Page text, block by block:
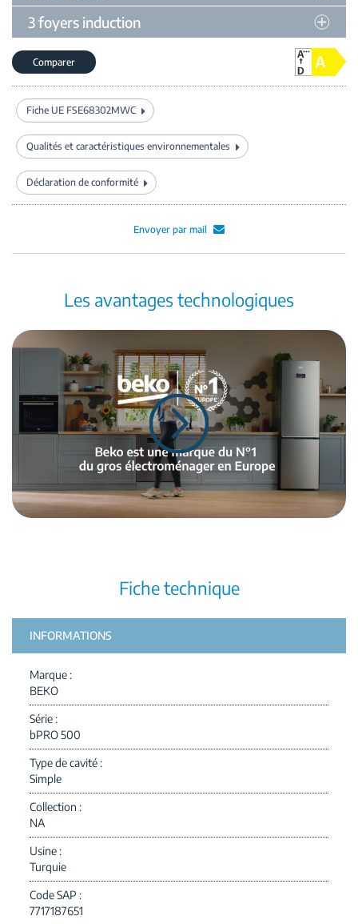
3 foyers induction
Comparer
Fiche UE FSE68302MWC
Qualités et caractéristiques environnementales
Déclaration de conformité
Envoyer par mail
Les avantages technologiques
Fiche technique
INFORMATIONS
Marque
BEKO
Série
bPRO 500
Type de cavité
Simple
Collection
NA
Usine
Turquie
Code SAP
7717187651